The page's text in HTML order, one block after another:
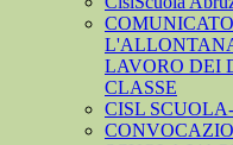
LAVORO DEI
CLASSE
CISL